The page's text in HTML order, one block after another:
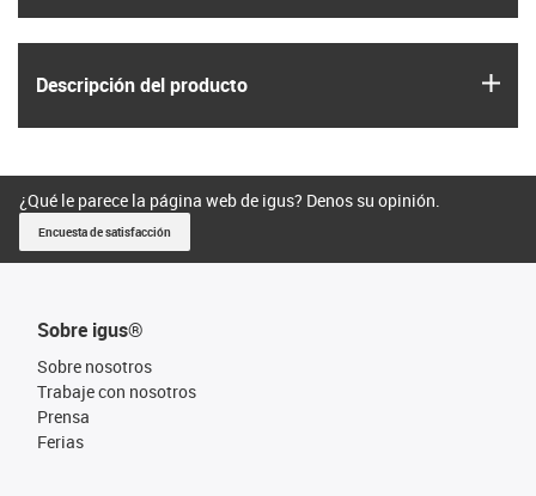
Descripción del producto
¿Qué le parece la página web de igus? Denos su opinión.
Encuesta de satisfacción
Sobre igus®
Sobre nosotros
Trabaje con nosotros
Prensa
Ferias